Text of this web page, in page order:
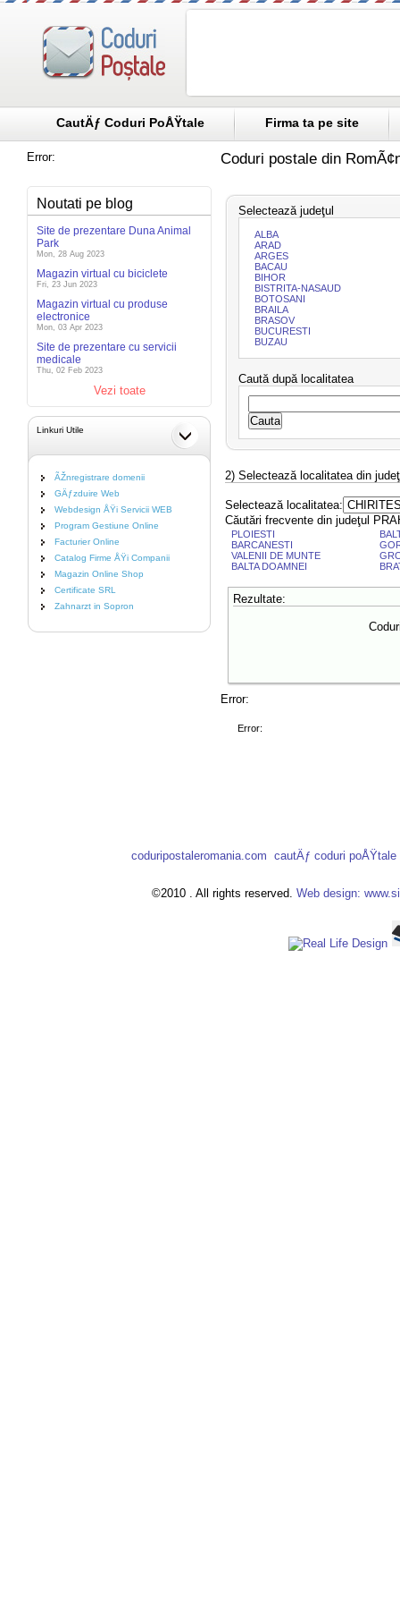
CautÄƒ Coduri PoÅŸtale Firma ta pe site
Error:
Noutati pe blog
Site de prezentare Duna Animal
Park
Mon, 28 Aug 2023
Magazin virtual cu biciclete
Fri, 23 Jun 2023
Magazin virtual cu produse
electronice
Mon, 03 Apr 2023
Site de prezentare cu servicii
medicale
Thu, 02 Feb 2023
Vezi toate
Linkuri Utile
ÃŽnregistrare domenii
GÄƒzduire Web
Webdesign ÅŸi Servicii WEB
Program Gestiune Online
Facturier Online
Catalog Firme ÅŸi Companii
Magazin Online Shop
Certificate SRL
Zahnarzt in Sopron
Coduri postale din
Selectează judeţul
ALBA
ARAD
ARGES
BACAU
BIHOR
BISTRITA-NASAUD
BOTOSANI
BRAILA
BRASOV
BUCURESTI
BUZAU
Caută după localitatea
2) Selectează localitatea din
Selectează localitatea:
Căutări frecvente din judeţul
PLOIESTI
BARCANESTI
VALENII DE MUNTE
BALTA DOAMNEI
Rezultate:
Error:
Error:
coduripostaleromania.com cautÄƒ coduri
©2010 . All rights reserved. Web design: